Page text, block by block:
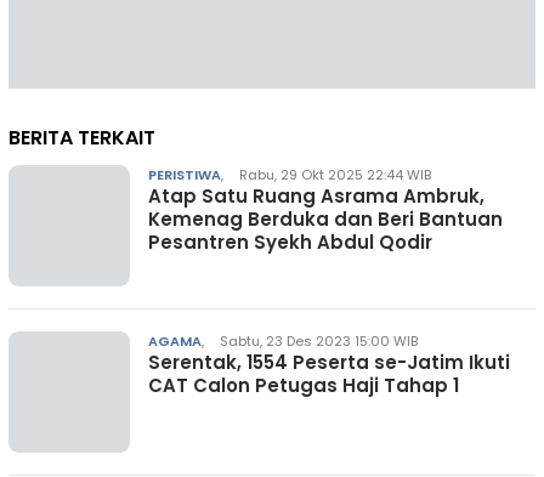
BERITA TERKAIT
PERISTIWA, Rabu, 29 Okt 2025 22:44 WIB
Atap Satu Ruang Asrama Ambruk,
Kemenag Berduka dan Beri Bantuan
Pesantren Syekh Abdul Qodir
AGAMA, Sabtu, 23 Des 2023 15:00 WIB
Serentak, 1554 Peserta se-Jatim Ikuti
CAT Calon Petugas Haji Tahap 1